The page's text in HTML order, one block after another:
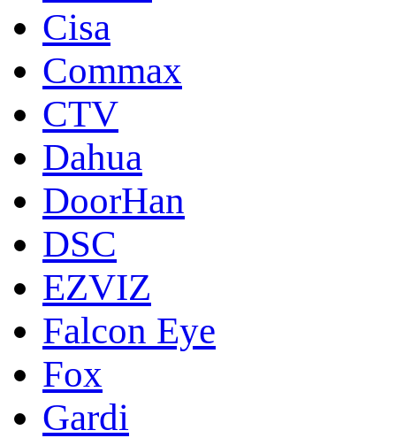
Cisa
Commax
CTV
Dahua
DoorНan
DSC
EZVIZ
Falcon Eye
Fox
Gardi